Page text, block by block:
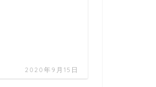
2020年9月15日